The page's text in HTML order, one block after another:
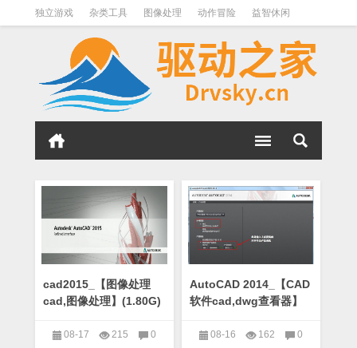
独立游戏 杂类工具 图像处理 动作冒险 益智休闲
QQ其它 下载软件 文件管理 其它
软件分类
cad2015_【图像处理
cad,图像处理】(1.80G)
08-17 215
0
AutoCAD 2014_【CAD
软件cad,dwg查看器】
08-16 162
0